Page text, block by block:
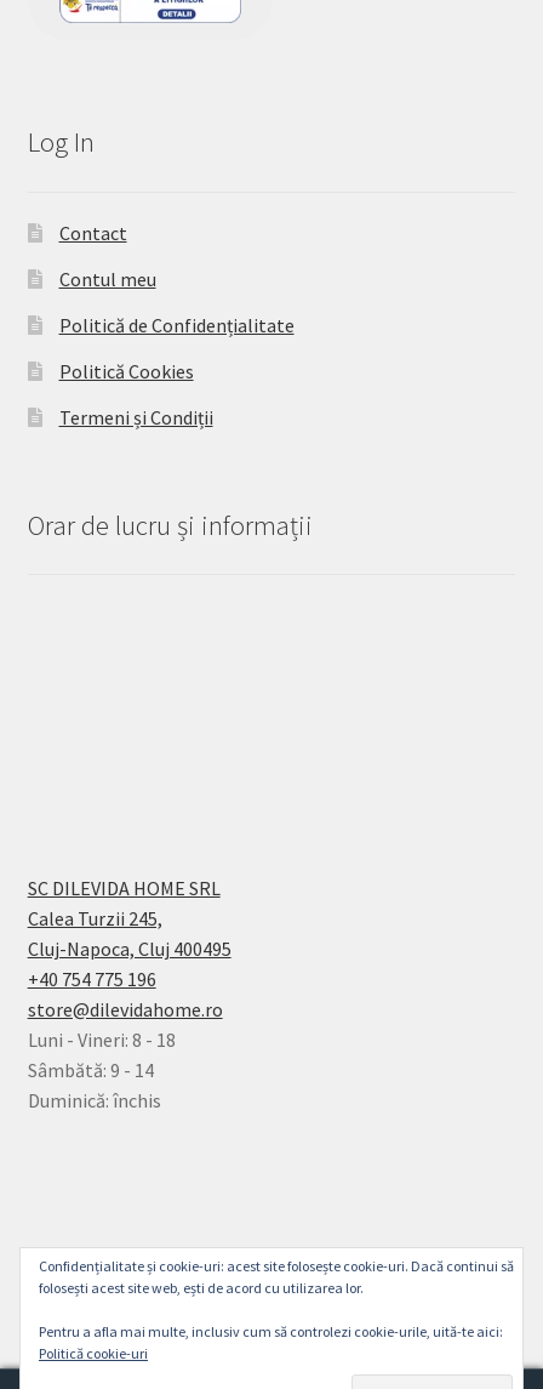
Log In
Contact
Contul meu
Politică de Confidențialitate
Politică Cookies
Termeni și Condiții
Orar de lucru și informații
SC DILEVIDA HOME SRL
Calea Turzii 245,
Cluj-Napoca, Cluj 400495
+40 754 775 196
store@dilevidahome.ro
Luni - Vineri: 8 - 18
Sâmbătă: 9 - 14
Duminică: închis
© Dilevida Home 2026
Politică de Confidențialitate
Construit cu
Confidențialitate și cookie-uri: acest site folosește cookie-uri. Dacă continui să
folosești acest site web, ești de acord cu utilizarea lor.
Pentru a afla mai multe, inclusiv cum să controlezi cookie-urile, uită-te aici:
Politică cookie-uri